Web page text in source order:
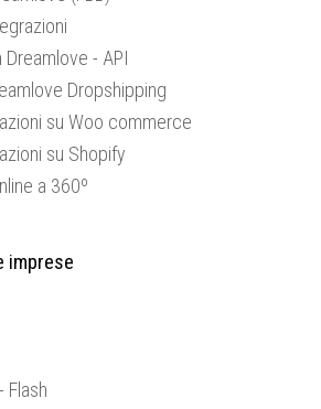
- API
Dropshipping
su Woo commerce
su Shopify
a 360º
imprese
Flash